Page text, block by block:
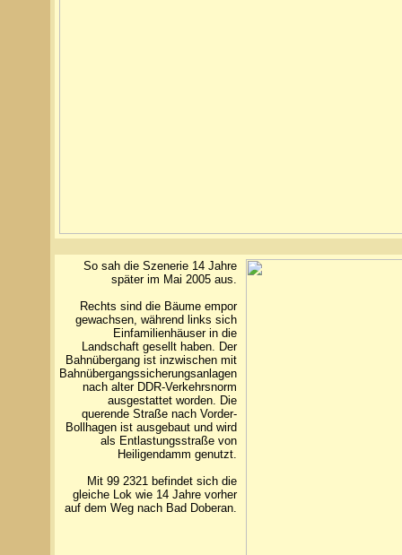
So sah die Szenerie 14 Jahre
später im Mai 2005 aus.
Rechts sind die Bäume empor
gewachsen, während links sich
Einfamilienhäuser in die
Landschaft gesellt haben. Der
Bahnübergang ist inzwischen mit
Bahnübergangssicherungsanlagen
nach alter DDR-Verkehrsnorm
ausgestattet worden. Die
querende Straße nach Vorder-
Bollhagen ist ausgebaut und wird
als Entlastungsstraße von
Heiligendamm genutzt.
Mit 99 2321 befindet sich die
gleiche Lok wie 14 Jahre vorher
auf dem Weg nach Bad Doberan.